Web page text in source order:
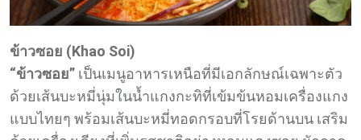
ข้าวซอย (Khao Soi)
“ข้าวซอย” เป็นเมนูอาหารเหนือที่มีเอกลักษณ์เฉพาะตัว
ด้วยเส้นบะหมี่นุ่มในน้ำแกงกะทิที่เข้มข้นหอมเครื่องแกง
แบบไทยๆ พร้อมเส้นบะหมี่ทอดกรอบที่โรยด้านบน เสริม